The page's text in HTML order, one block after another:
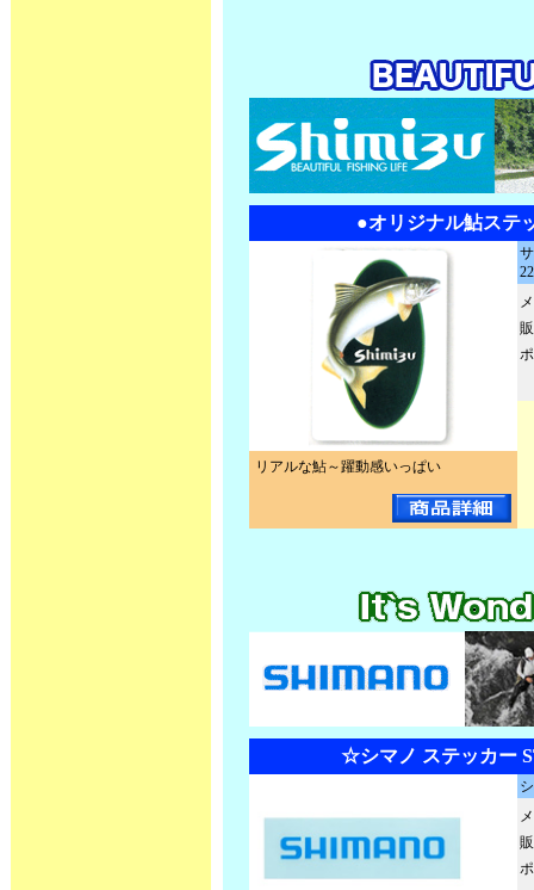
●オリジナル鮎ステ
リアルな鮎～躍動感いっぱい
☆シマノ ステッカー